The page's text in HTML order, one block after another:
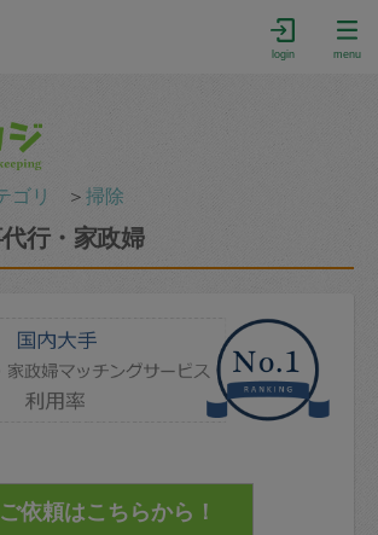
login menu
ゴリ ＞掃除
行・家政婦